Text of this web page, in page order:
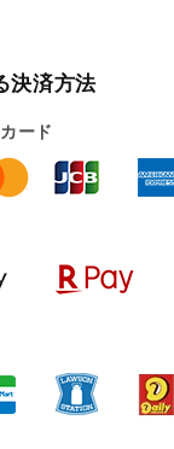
決済方法
ード